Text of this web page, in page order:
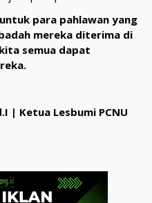
para pahlawan yang
mereka diterima di
semua dapat
| Ketua Lesbumi PCNU